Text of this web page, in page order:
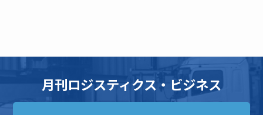
月刊ロジスティクス・ビジネス